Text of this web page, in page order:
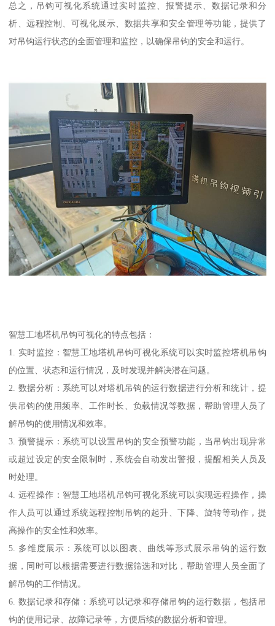
总之，吊钩可视化系统通过实时监控、报警提示、数据记录和分
析、远程控制、可视化展示、数据共享和安全管理等功能，提供了
对吊钩运行状态的全面管理和监控，以确保吊钩的安全和运行。
智慧工地塔机吊钩可视化的特点包括：
1. 实时监控：智慧工地塔机吊钩可视化系统可以实时监控塔机吊钩
的位置、状态和运行情况，及时发现并解决潜在问题。
2. 数据分析：系统可以对塔机吊钩的运行数据进行分析和统计，提
供吊钩的使用频率、工作时长、负载情况等数据，帮助管理人员了
解吊钩的使用情况和效率。
3. 预警提示：系统可以设置吊钩的安全预警功能，当吊钩出现异常
或超过设定的安全限制时，系统会自动发出警报，提醒相关人员及
时处理。
4. 远程操作：智慧工地塔机吊钩可视化系统可以实现远程操作，操
作人员可以通过系统远程控制吊钩的起升、下降、旋转等动作，提
高操作的安全性和效率。
5. 多维度展示：系统可以以图表、曲线等形式展示吊钩的运行数
据，同时可以根据需要进行数据筛选和对比，帮助管理人员全面了
解吊钩的工作情况。
6. 数据记录和存储：系统可以记录和存储吊钩的运行数据，包括吊
钩的使用记录、故障记录等，方便后续的数据分析和管理。